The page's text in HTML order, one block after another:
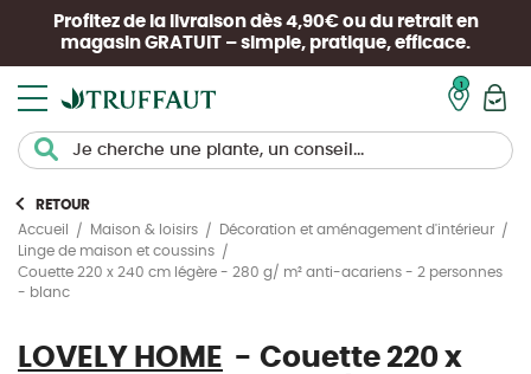
Profitez de la livraison dès 4,90€ ou du retrait en
magasin GRATUIT – simple, pratique, efficace.
RETOUR
Accueil
Maison & loisirs
Décoration et aménagement d'intérieur
Linge de maison et coussins
Couette 220 x 240 cm légère - 280 g/ m² anti-acariens - 2 personnes
- blanc
LOVELY HOME
Couette 220 x